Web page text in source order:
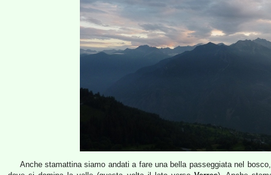
Anche stamattina siamo andati a fare una bella passeggiata nel